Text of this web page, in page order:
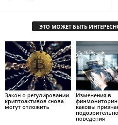
ЭТО МОЖЕТ БЫТЬ
Закон о регулировании
криптоактивов снова
могут отложить
Изменения в
каковы
поведения